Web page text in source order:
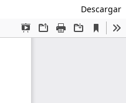
Descargar